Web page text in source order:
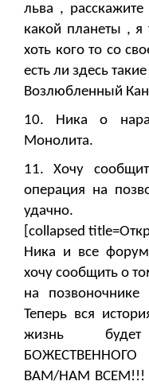
льва ,
какой планеты , я
хоть кого то со
есть ли здесь
Возлюбленный
10. Ника о
Монолита.
11. Хочу
операция на
удачно.
[collapsed
Ника и все
хочу сообщить о
на
Теперь вся
жизнь
ВАМ/НАМ ВСЕМ!!!